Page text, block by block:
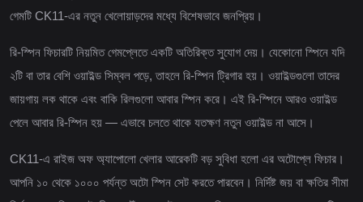
গেমটি CK11-এর নতুন খেলোয়াড়দের মধ্যে বিশেষভাবে জনপ্রিয়।
রি-স্পিন ফিচারটি নিয়মিত গেমপ্লেতে একটি অতিরিক্ত সুযোগ দেয়। যেকোনো স্পিনে যদি
২টি বা তার বেশি ওয়াইল্ড সিম্বল পড়ে, তাহলে রি-স্পিন ট্রিগার হয়। ওয়াইল্ডগুলো তাদের
জায়গায় লক থাকে এবং বাকি রিলগুলো আবার স্পিন করে। এই রি-স্পিনে আরও ওয়াইল্ড
পেলে আবার রি-স্পিন হয় — এভাবে চলতে থাকে যতক্ষণ নতুন ওয়াইল্ড না আসে।
CK11-এ রাইজ অফ অ্যাপোলো খেলার আরেকটি বড় সুবিধা হলো এর অটোপ্লে ফিচার।
আপনি ১০ থেকে ১০০০ পর্যন্ত অটো স্পিন সেট করতে পারবেন। নির্দিষ্ট জয় বা ক্ষতির সীমা